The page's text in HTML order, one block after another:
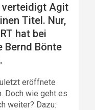
verteidigt Agit
Titel. Nur,
hat bei
Bernd Bönte
eröffnete
Doch wie geht es
weiter? Dazu: